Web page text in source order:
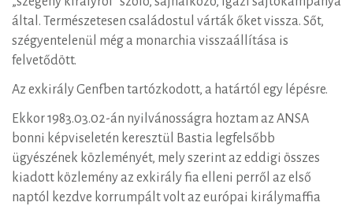
által. Természetesen családostul várták őket vissza. Sőt,
szégyentelenül még a monarchia visszaállítása is
felvetődött.
Az exkirály Genfben tartózkodott, a határtól egy lépésre.
Ekkor 1983.03.02-án nyilvánosságra hoztam az ANSA
bonni képviseletén keresztül Bastia legfelsőbb
ügyészének közleményét, mely szerint az eddigi összes
kiadott közlemény az exkirály fia elleni perről az első
naptól kezdve korrumpált volt az európai királymaffia